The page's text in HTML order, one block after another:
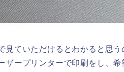
見ていただけるとわかると思
ザープリンターで印刷をし、